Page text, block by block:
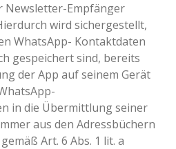
Newsletter-Empfänger
wird sichergestellt,
WhatsApp- Kontaktdaten
gespeichert sind, bereits
der App auf seinem Gerät
in die Übermittlung seiner
aus den Adressbüchern
Art. 6 Abs. 1 lit. a